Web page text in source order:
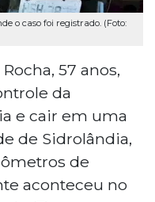
o caso foi registrado. (Foto:
57 anos,
da
e cair em uma
de Sidrolândia,
de
aconteceu no